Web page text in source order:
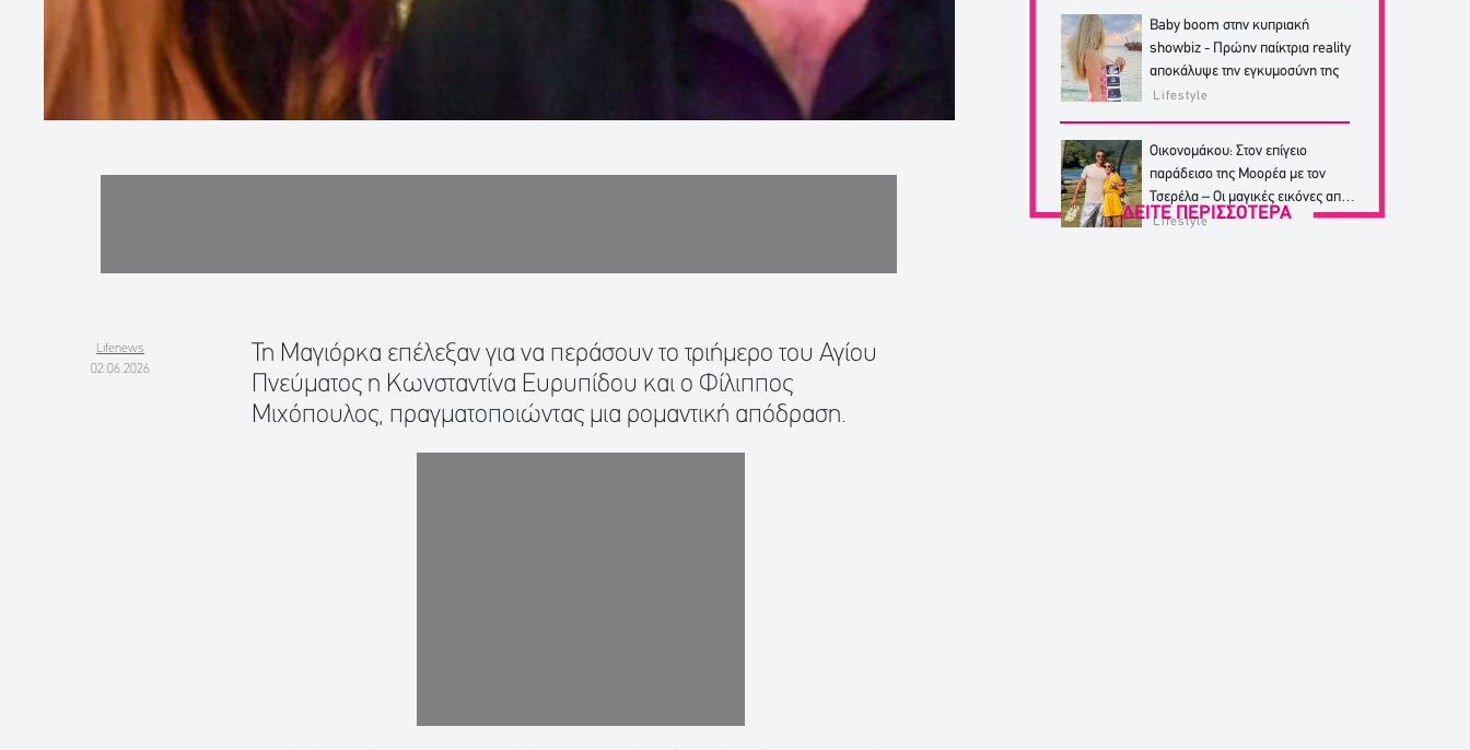
Lifenews
02.06.2026
Τη Μαγιόρκα επέλεξαν για να περάσουν το τριήμερο του Αγίου
Πνεύματος η Κωνσταντίνα Ευρυπίδου και ο Φίλιππος
Μιχόπουλος, πραγματοποιώντας μια ρομαντική απόδραση.
Baby boom στην κυπριακή
showbiz - Πρώην παίκτρια reality
αποκάλυψε την εγκυμοσύνη της
Lifestyle
Οικονομάκου: Στον επίγειο
παράδεισο της Μοορέα με τον
Τσερέλα – Οι μαγικές εικόνες από
από το ταξίδι
Lifestyle
ΔΕΙΤΕ ΠΕΡΙΣΣΟΤΕΡΑ